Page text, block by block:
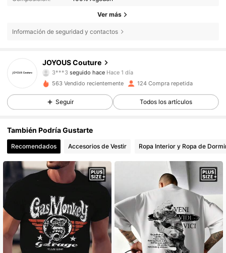
Ver más
Información de seguridad y contactos
JOYOUS Couture
4,82 94 Seguidores
4,82 94 Seguidores
4,82
4,82 94 Seguidores
4,82 94 Seguidores
4,82 94 Seguidores
563 Vendido recientemente 124 Compra repetida
Seguir Todos los artículos
También Podría Gustarte
Recomendados Accesorios de Vestir Ropa Interior y Ropa de